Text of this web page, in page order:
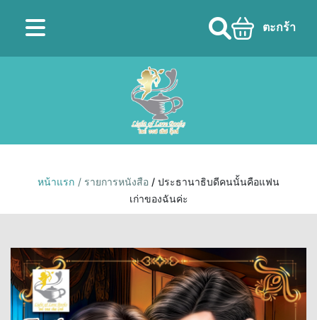
ตะกร้า
หน้าแรก / รายการหนังสือ / ประธานาธิบดีคนนั้นคือแฟน
เก่าของฉันค่ะ